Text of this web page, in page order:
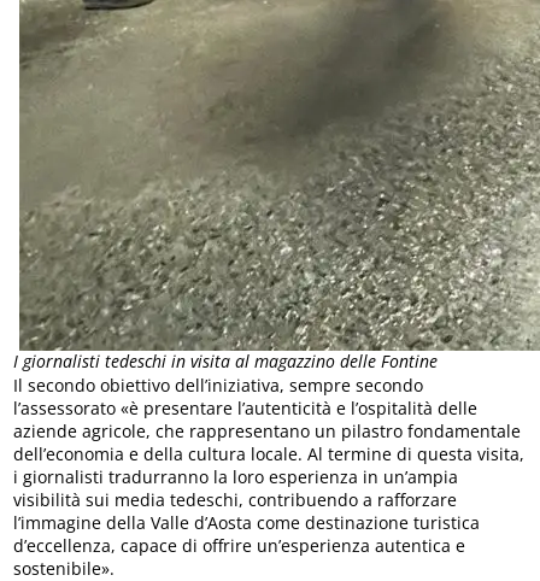
I giornalisti tedeschi in visita al magazzino delle Fontine
Il secondo obiettivo dell’iniziativa, sempre secondo
l’assessorato «è presentare l’autenticità e l’ospitalità delle
aziende agricole, che rappresentano un pilastro fondamentale
dell’economia e della cultura locale. Al termine di questa visita,
i giornalisti tradurranno la loro esperienza in un’ampia
visibilità sui media tedeschi, contribuendo a rafforzare
l’immagine della Valle d’Aosta come destinazione turistica
d’eccellenza, capace di offrire un’esperienza autentica e
sostenibile».